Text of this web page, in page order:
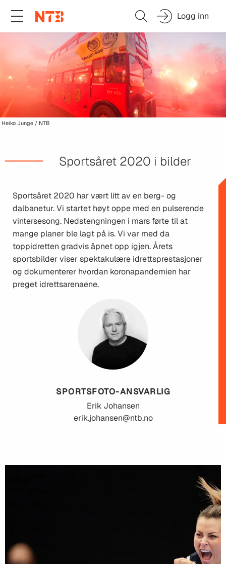
Logg inn
Heiko Junge / NTB
Sportsåret 2020 i bilder
Sportsåret 2020 har vært litt av en berg- og
dalbanetur. Vi startet høyt oppe med en pulserende
vintersesong. Nedstengningen i mars førte til at
mange planer ble lagt på is. Vi var med da
toppidretten gradvis åpnet opp igjen. Årets
sportsbilder viser spektakulære idrettsprestasjoner
og dokumenterer hvordan koronapandemien har
preget idrettsarenaene.
SPORTSFOTO-ANSVARLIG
Erik Johansen
erik.johansen@ntb.no